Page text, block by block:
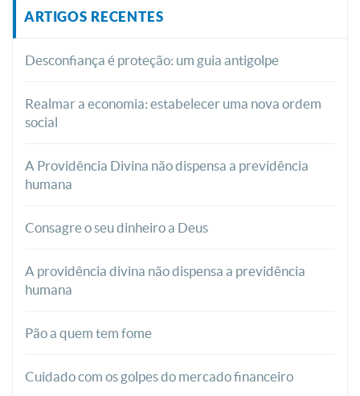
ARTIGOS RECENTES
Desconfiança é proteção: um guia antigolpe
Realmar a economia: estabelecer uma nova ordem
social
A Providência Divina não dispensa a previdência
humana
Consagre o seu dinheiro a Deus
A providência divina não dispensa a previdência
humana
Pão a quem tem fome
Cuidado com os golpes do mercado financeiro